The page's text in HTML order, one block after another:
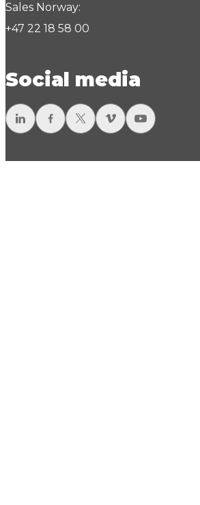
Sales Norway:
+47 22 18 58 00
Social media
LinkedInFacebook
TwitterVimeoYouTube